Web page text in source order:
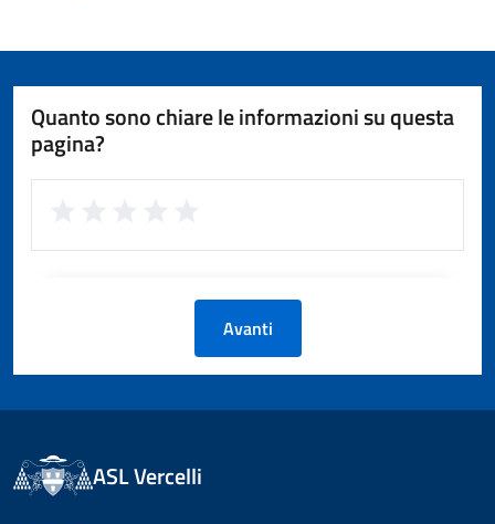
Quanto sono chiare le informazioni su questa
pagina?
Avanti
ASL Vercelli